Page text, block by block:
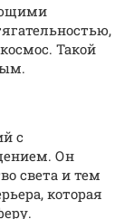
Такой
с
Он
света и тем
которая